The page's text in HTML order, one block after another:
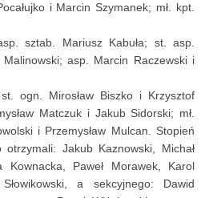
i Marcin Szymanek; mł. kpt.
sztab. Mariusz Kabuła; st. asp.
asp. Marcin Raczewski i
ogn. Mirosław Biszko i Krzysztof
Matczuk i Jakub Sidorski; mł.
i Przemysław Mulcan. Stopień
otrzymali: Jakub Kaznowski, Michał
Kownacka, Paweł Morawek, Karol
a sekcyjnego: Dawid